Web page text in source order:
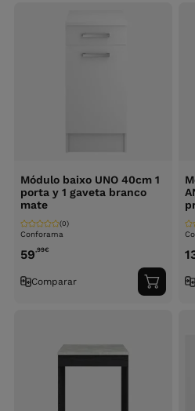
Módulo baixo UNO 40cm 1
porta y 1 gaveta branco
mate
Conforama
(0)
59,99€
Comparar
ao